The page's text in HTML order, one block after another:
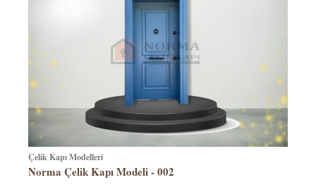
Çelik Kapı Modelleri
Norma Çelik Kapı Modeli - 002